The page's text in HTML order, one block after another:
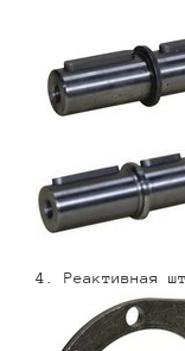
4. Реактивная